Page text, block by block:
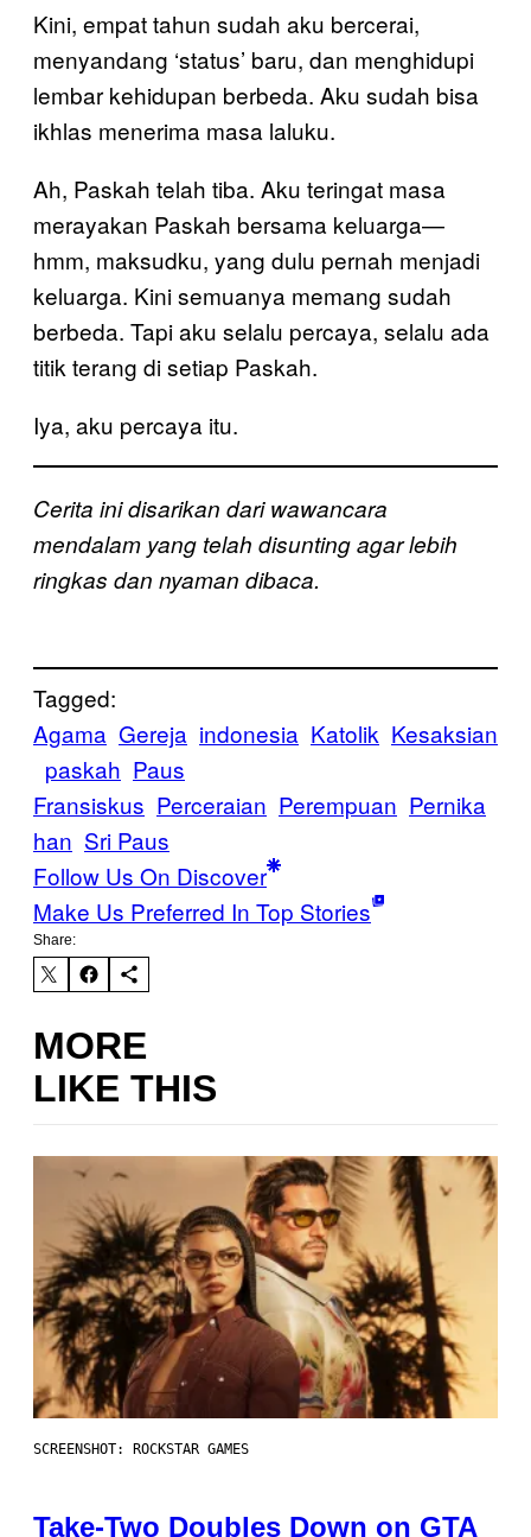
Kini, empat tahun sudah aku bercerai,
menyandang ‘status’ baru, dan menghidupi
lembar kehidupan berbeda. Aku sudah bisa
ikhlas menerima masa laluku.
Ah, Paskah telah tiba. Aku teringat masa
merayakan Paskah bersama keluarga—
hmm, maksudku, yang dulu pernah menjadi
keluarga. Kini semuanya memang sudah
berbeda. Tapi aku selalu percaya, selalu ada
titik terang di setiap Paskah.
Iya, aku percaya itu.
Cerita ini disarikan dari wawancara
mendalam yang telah disunting agar lebih
ringkas dan nyaman dibaca.
Tagged:
Agama Gereja indonesia Katolik Kesaksian
paskah Paus
Fransiskus Perceraian Perempuan Pernika
han Sri Paus
Follow Us On Discover
Make Us Preferred In Top Stories
Share:
MORE
LIKE THIS
SCREENSHOT: ROCKSTAR GAMES
Take-Two Doubles Down on GTA